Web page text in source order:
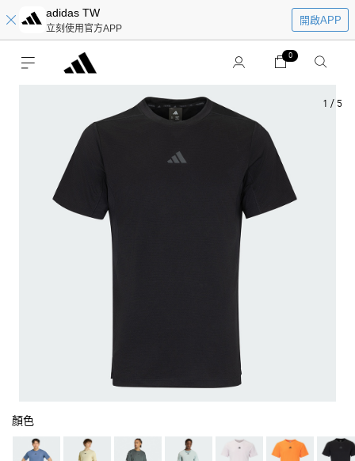
adidas TW
立刻使用官方APP
開啟APP
0
1 / 5
顏色